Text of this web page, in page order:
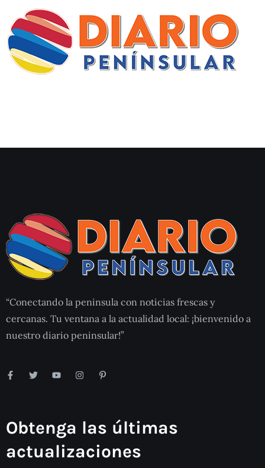
“Conectando la peninsula con noticias frescas y
cercanas. Tu ventana a la actualidad local: ¡bienvenido a
nuestro diario peninsular!”
Obtenga las últimas
actualizaciones